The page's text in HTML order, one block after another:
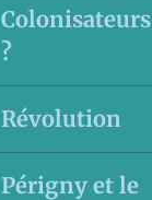
Colonisateurs
?
Révolution
Périgny et le